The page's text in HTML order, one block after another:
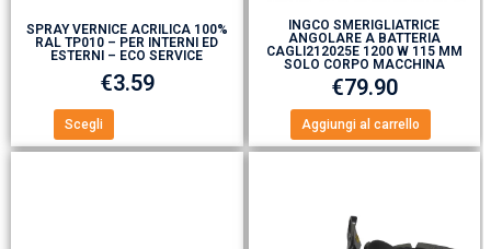
SPRAY VERNICE ACRILICA 100%
RAL TP010 – PER INTERNI ED
ESTERNI – ECO SERVICE
€3.59
Scegli
INGCO SMERIGLIATRICE
ANGOLARE A BATTERIA
CAGLI212025E 1200 W 115 MM
SOLO CORPO MACCHINA
€79.90
Aggiungi al carrello